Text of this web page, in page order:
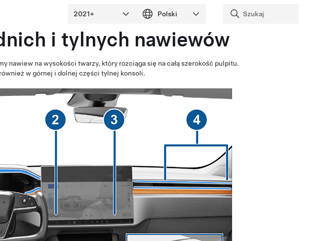
i tylnych nawiewów
nawiew na wysokości twarzy, który rozciąga się na całą szerokość pulpitu.
w górnej i dolnej części tylnej konsoli.